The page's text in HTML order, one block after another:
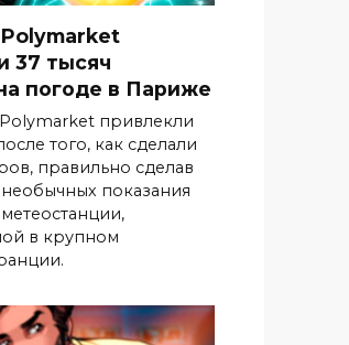
37 тысяч
погоде в Париже
привлекли
того, как сделали
правильно сделав
необычных показания
в крупном